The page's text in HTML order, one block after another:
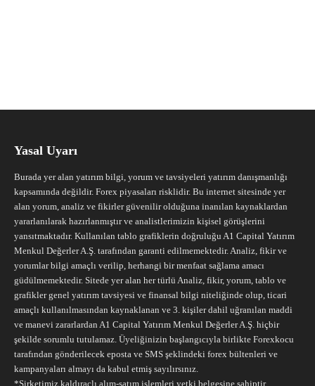
Yasal Uyarı
Burada yer alan yatırım bilgi, yorum ve tavsiyeleri yatırım danışmanlığı
kapsamında değildir. Forex piyasaları risklidir. Bu internet sitesinde yer
alan yorum, analiz ve fikirler güvenilir olduğuna inanılan kaynaklardan
yararlanılarak hazırlanmıştır ve analistlerimizin kişisel görüşlerini
yansıtmaktadır. Kullanılan tablo grafiklerin doğruluğu A1 Capital Yatırım
Menkul Değerler A.Ş. tarafından garanti edilmemektedir. Analiz, fikir ve
yorumlar bilgi amaçlı verilip, herhangi bir menfaat sağlama amacı
güdülmemektedir. Sitede yer alan her türlü Analiz, fikir, yorum, tablo ve
grafikler genel yatırım tavsiyesi ve finansal bilgi niteliğinde olup, ticari
amaçlı kullanılmasından kaynaklanan ve 3. kişiler dahil uğranılan maddi
ve manevi zararlardan A1 Capital Yatırım Menkul Değerler A.Ş. hiçbir
şekilde sorumlu tutulamaz. Üyeliğinizin başlangıcıyla birlikte Forexkocu
tarafından gönderilecek eposta ve SMS şeklindeki forex bültenleri ve
kampanyaları almayı da kabul etmiş sayılırsınız.
*Şirketimiz kaldıraçlı alım-satım işlemleri yetki belgesine sahiptir.